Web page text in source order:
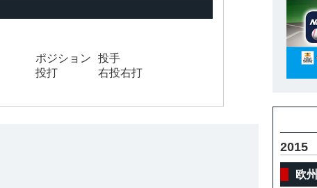
ポジション
投手
投打
右投右打
2015
欧